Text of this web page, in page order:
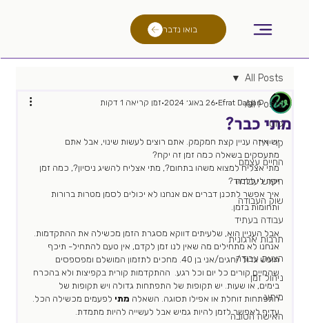
בואו נדבר
All Posts
גיוס
קריירה
החיים עצמם
חיפוש עבודה
שוק העבודה
עבודה בעתיד
תרבות ארגונית
הצעת עבודה
ניהול זמן
מיתוג
האישה הטובה
All Posts
מתי כבר?
Efrat Dagan 26 באוג׳ 2024 זמן קריאה 1 דקות
יש איזה עניין קצת חמקמק. אתם רוצים לעשות שינוי, אבל אתם
מתעסקים בשאלה כמה זמן זה יקח?
מתי אצליח למצוא משהו בתחום?, מתי אצליח להשיג ניסיון?, כמה זמן
יקח לי ללמוד?
איך אפשר לתכנן דברים אם אנחנו לא יכולים לסמן מטרות ברורות
ותחומות בזמן.
אבל העניין הוא, שלעיתים דווקא מסגרת הזמן מכשילה את ההתקדמות.
אנחנו לא מתחילים מה שאין לנו זמן לקדם, אין טעם להתחיל- תיכף
חופש גדול /חגים/אני בן 40. מחכים לתזמון המושלם ומפספסים
שהחיים קורים כל יום וכל רגע.  ההתקדמות קורית בקפיצות ולא בהכרח
בימים, או שעות. יש תקופות של התפתחות גדולה ויש תקופות של
התפתחות זוחלת או אפילו תסוגה. השאלה מתי לפעמים מכשילה הכל.
עדיף לאפשר לזמן להיות גמיש אבל לעשייה להיות מתמדת.